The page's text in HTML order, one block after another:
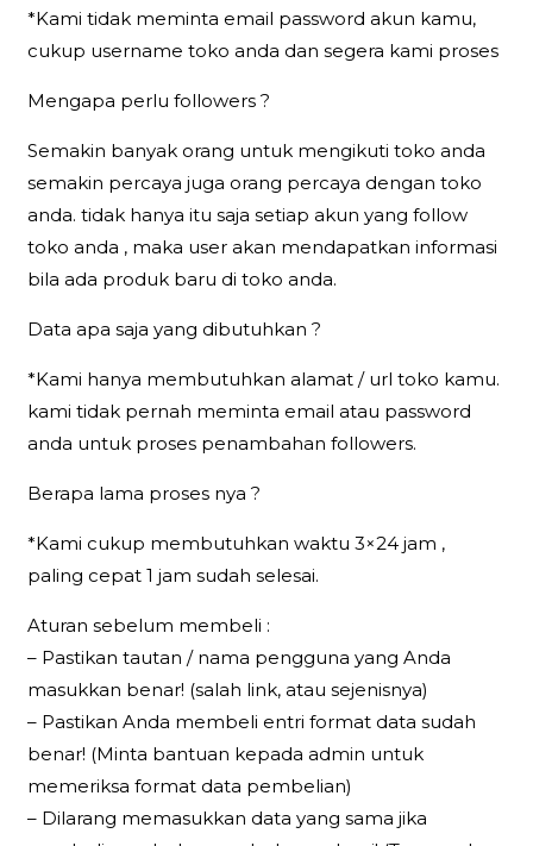
*Kami tidak meminta email password akun kamu,
cukup username toko anda dan segera kami proses
Mengapa perlu followers ?
Semakin banyak orang untuk mengikuti toko anda
semakin percaya juga orang percaya dengan toko
anda. tidak hanya itu saja setiap akun yang follow
toko anda , maka user akan mendapatkan informasi
bila ada produk baru di toko anda.
Data apa saja yang dibutuhkan ?
*Kami hanya membutuhkan alamat / url toko kamu.
kami tidak pernah meminta email atau password
anda untuk proses penambahan followers.
Berapa lama proses nya ?
*Kami cukup membutuhkan waktu 3×24 jam ,
paling cepat 1 jam sudah selesai.
Aturan sebelum membeli :
– Pastikan tautan / nama pengguna yang Anda
masukkan benar! (salah link, atau sejenisnya)
– Pastikan Anda membeli entri format data sudah
benar! (Minta bantuan kepada admin untuk
memeriksa format data pembelian)
– Dilarang memasukkan data yang sama jika